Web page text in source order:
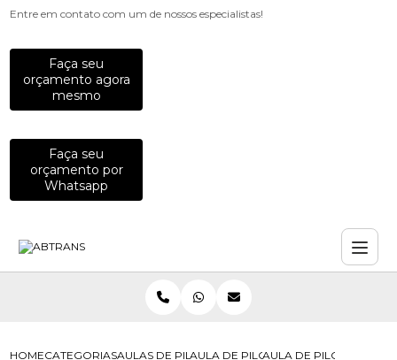
Entre em contato com um de nossos especialistas!
Faça seu
orçamento agora
mesmo
Faça seu
orçamento por
Whatsapp
HOMECATEGORIASAULAS DE PILOTAGEM PARA EMPRESAS
AULA DE PILOTAGEM PARA
AULA DE PILOTAGEM